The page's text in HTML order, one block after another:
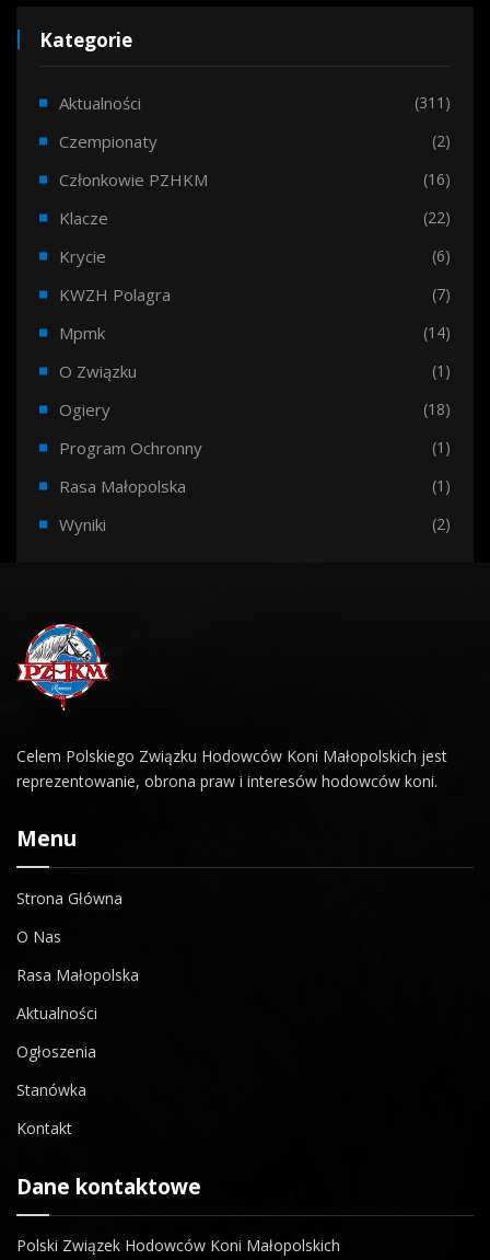
Kategorie
Aktualności (311)
Czempionaty (2)
Członkowie PZHKM (16)
Klacze (22)
Krycie (6)
KWZH Polagra (7)
Mpmk (14)
O Związku (1)
Ogiery (18)
Program Ochronny (1)
Rasa Małopolska (1)
Wyniki (2)
Celem Polskiego Związku Hodowców Koni Małopolskich jest
reprezentowanie, obrona praw i interesów hodowców koni.
Menu
Strona Główna
O Nas
Rasa Małopolska
Aktualności
Ogłoszenia
Stanówka
Kontakt
Dane kontaktowe
Polski Związek Hodowców Koni Małopolskich